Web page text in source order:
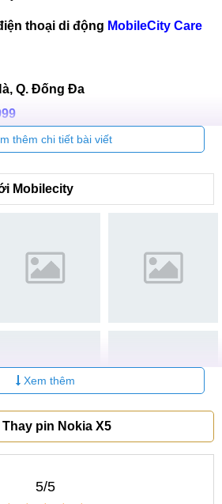
thoại di động MobileCity Care
Q. Đống Đa
Q. Cầu Giấy
Hai Bà Trưng
Q.Thanh Khê
Google
thêm chi tiết bài viết
Mobilecity
Xem thêm
pin Nokia X5
5/5